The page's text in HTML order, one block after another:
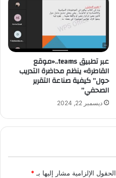
عبر تطبيق teams..«موقع
القاطرة» ينظم محاضرة التدريب
حول” كيفية صناعة التقرير
الصحفي”
ديسمبر 22, 2024
الحقول الإلزامية مشار إليها بـ *